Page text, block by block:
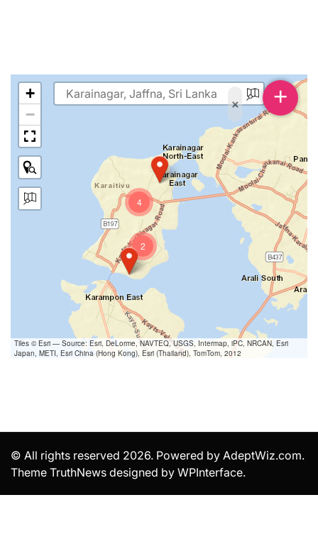
4
2
+
−
Tiles © Esri — Source: Esri, DeLorme, NAVTEQ, USGS, Intermap, iPC, NRCAN, Esri
Japan, METI, Esri China (Hong Kong), Esri (Thailand), TomTom, 2012
× +
© All rights reserved 2026. Powered by AdeptWiz.com.
Theme TruthNews designed by WPInterface.